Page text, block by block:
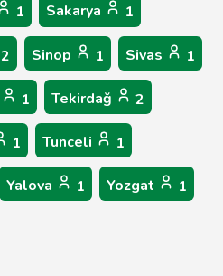
1 Sakarya 1
2 Sinop 1 Sivas 1
1 Tekirdağ 2
1 Tunceli 1
Yalova 1 Yozgat 1